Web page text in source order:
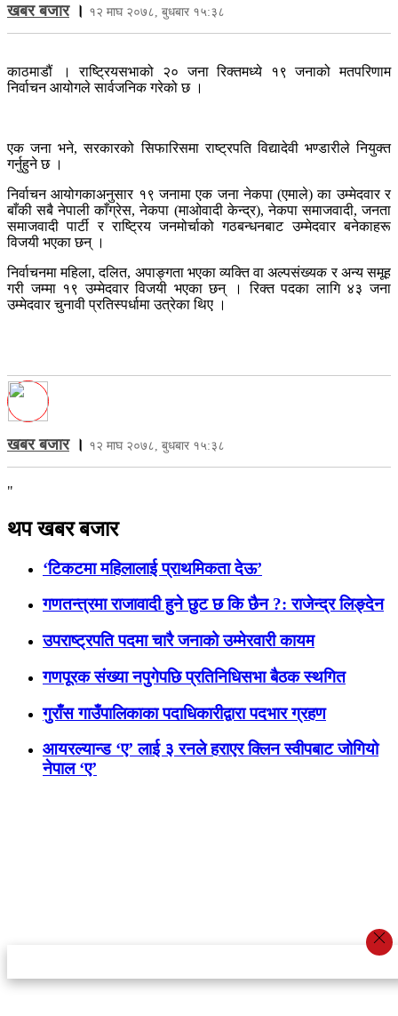
खबर बजार। १२ माघ २०७८, बुधबार १५:३८
काठमाडौं । राष्ट्रियसभाको २० जना रिक्तमध्ये १९ जनाको मतपरिणाम
निर्वाचन आयोगले सार्वजनिक गरेको छ ।
एक जना भने, सरकारको सिफारिसमा राष्ट्रपति विद्यादेवी भण्डारीले नियुक्त
गर्नुहुने छ ।
निर्वाचन आयोगकाअनुसार १९ जनामा एक जना नेकपा (एमाले) का उम्मेदवार र
बाँकी सबै नेपाली काँग्रेस, नेकपा (माओवादी केन्द्र), नेकपा समाजवादी, जनता
समाजवादी पार्टी र राष्ट्रिय जनमोर्चाको गठबन्धनबाट उम्मेदवार बनेकाहरू
विजयी भएका छन् ।
निर्वाचनमा महिला, दलित, अपाङ्गता भएका व्यक्ति वा अल्पसंख्यक र अन्य समूह
गरी जम्मा १९ उम्मेदवार विजयी भएका छन् । रिक्त पदका लागि ४३ जना
उम्मेदवार चुनावी प्रतिस्पर्धामा उत्रेका थिए ।
खबर बजार। १२ माघ २०७८, बुधबार १५:३८
"
थप खबर बजार
‘टिकटमा महिलालाई प्राथमिकता देऊ’
गणतन्त्रमा राजावादी हुने छुट छ कि छैन ?: राजेन्द्र लिङ्देन
उपराष्ट्रपति पदमा चारै जनाको उम्मेरवारी कायम
गणपूरक संख्या नपुगेपछि प्रतिनिधिसभा बैठक स्थगित
गुराँस गाउँपालिकाका पदाधिकारीद्वारा पदभार ग्रहण
आयरल्यान्ड ‘ए’ लाई ३ रनले हराएर क्लिन स्वीपबाट जोगियो
नेपाल ‘ए’